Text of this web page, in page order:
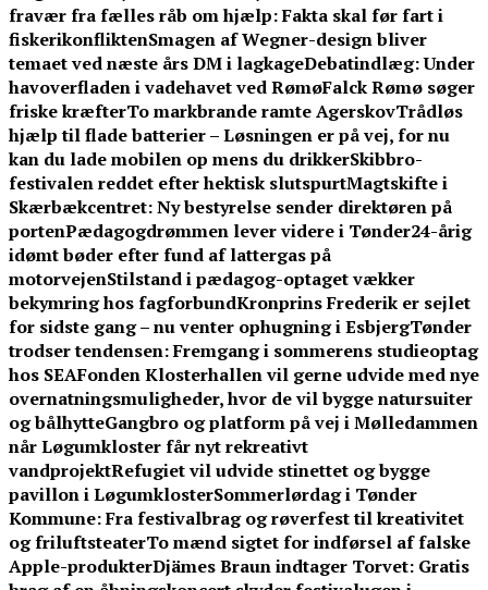
fravær fra fælles råb om hjælp: Fakta skal før fart i
fiskerikonfliktenSmagen af Wegner-design bliver
temaet ved næste års DM i lagkageDebatindlæg: Under
havoverfladen i vadehavet ved RømøFalck Rømø søger
friske kræfterTo markbrande ramte AgerskovTrådløs
hjælp til flade batterier – Løsningen er på vej, for nu
kan du lade mobilen op mens du drikkerSkibbro-
festivalen reddet efter hektisk slutspurtMagtskifte i
Skærbækcentret: Ny bestyrelse sender direktøren på
portenPædagogdrømmen lever videre i Tønder24-årig
idømt bøder efter fund af lattergas på
motorvejenStilstand i pædagog-optaget vækker
bekymring hos fagforbundKronprins Frederik er sejlet
for sidste gang – nu venter ophugning i EsbjergTønder
trodser tendensen: Fremgang i sommerens studieoptag
hos SEAFonden Klosterhallen vil gerne udvide med nye
overnatningsmuligheder, hvor de vil bygge natursuiter
og bålhytteGangbro og platform på vej i Mølledammen
når Løgumkloster får nyt rekreativt
vandprojektRefugiet vil udvide stinettet og bygge
pavillon i LøgumklosterSommerlørdag i Tønder
Kommune: Fra festivalbrag og røverfest til kreativitet
og friluftsteaterTo mænd sigtet for indførsel af falske
Apple-produkterDjämes Braun indtager Torvet: Gratis